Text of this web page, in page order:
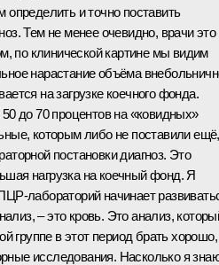
и точно поставить
Тем не менее очевидно, врачи это
по клинической картине мы видим
нарастание объёма
на загрузке коечного фонда.
до 70 процентов на «ковидных»
которым либо не поставили ещё,
постановки диагноз. Это
нагрузка на коечный фонд. Я
лабораторий начинает
– это кровь. Это анализ,
группе в этот период брать хорошо,
исследования. Насколько я